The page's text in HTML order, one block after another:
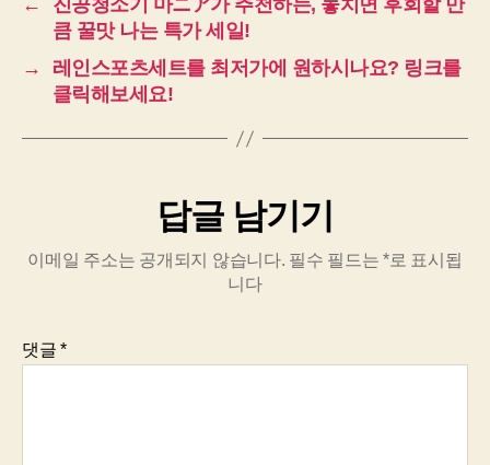
←
진공청소기 마ニア가 추천하는, 놓치면 후회할 만
큼 꿀맛 나는 특가 세일!
→
레인스포츠세트를 최저가에 원하시나요? 링크를
클릭해보세요!
답글 남기기
이메일 주소는 공개되지 않습니다. 필수 필드는*로 표시됩
니다
댓글*